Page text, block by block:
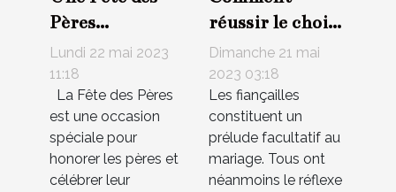
Pères
inoubliable :
Célébrer
l'amour et la
gratitude
envers nos
pères
Lundi 22 mai 2023
11:18
La Fête des Pères
est une occasion
spéciale pour
honorer les pères et
célébrer leur
réussir le choix
de votre bague
de fiançailles ?
Dimanche 21 mai
2023 03:18
Les fiançailles
constituent un
prélude facultatif au
mariage. Tous ont
néanmoins le réflexe